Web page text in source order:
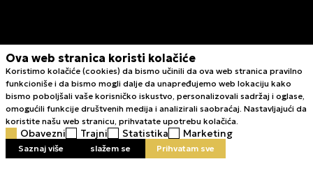
Nastojimo da budemo što precizniji u opisu proizvoda, prikazu slika i
samih cena, ali ne možemo garantovati da su sve informacije kompletne i
bez grešaka. Svi artikli prikazani na sajtu su deo naše ponude i ne
podrazumeva da su dostupni u svakom trenutku. Raspoloživost robe
Ova web stranica koristi kolačiće
Koristimo kolačiće (cookies) da bismo učinili da ova web stranica pravilno
funkcioniše i da bismo mogli dalje da unapređujemo web lokaciju kako
bismo poboljšali vaše korisničko iskustvo, personalizovali sadržaj i oglase,
omogućili funkcije društvenih medija i analizirali saobraćaj. Nastavljajući da
koristite našu web stranicu, prihvatate upotrebu kolačića.
Obavezni Trajni Statistika Marketing
Saznaj više slažem se Prihvatam sve